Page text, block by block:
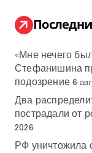
:
«Мне нечего
Стефанишина
подозрение 6
Два
пострадали от
2026
РФ уничтожила